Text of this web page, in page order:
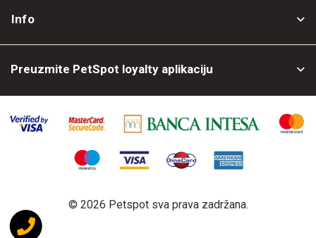
Info
Preuzmite PetSpot loyalty aplikaciju
© 2026 Petspot sva prava zadržana.